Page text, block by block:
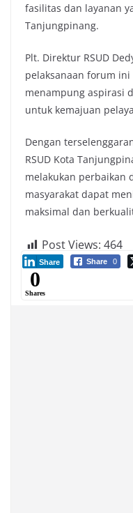
fasilitas dan layanan
Tanjungpinang.
Plt. Direktur RSUD
pelaksanaan forum
menampung aspirasi
untuk kemajuan
Dengan
RSUD Kota
melakukan perbaikan
masyarakat dapat
maksimal dan
Post Views: 464
Share 0
Share
0
Shares